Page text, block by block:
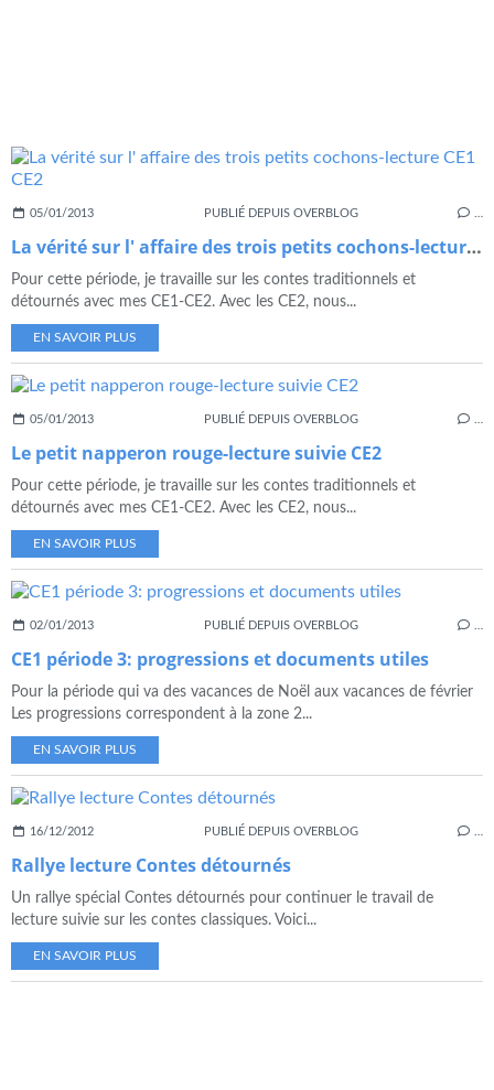
05/01/2013 PUBLIÉ DEPUIS OVERBLOG
La vérité sur l' affaire des trois petits cochons-lecture CE1 CE2
Pour cette période, je travaille sur les contes traditionnels et
détournés avec mes CE1-CE2. Avec les CE2, nous...
EN SAVOIR PLUS
05/01/2013 PUBLIÉ DEPUIS OVERBLOG
Le petit napperon rouge-lecture suivie CE2
Pour cette période, je travaille sur les contes traditionnels et
détournés avec mes CE1-CE2. Avec les CE2, nous...
EN SAVOIR PLUS
02/01/2013 PUBLIÉ DEPUIS OVERBLOG
CE1 période 3: progressions et documents utiles
Pour la période qui va des vacances de Noël aux vacances de février
Les progressions correspondent à la zone 2...
EN SAVOIR PLUS
16/12/2012 PUBLIÉ DEPUIS OVERBLOG
Rallye lecture Contes détournés
Un rallye spécial Contes détournés pour continuer le travail de
lecture suivie sur les contes classiques. Voici...
EN SAVOIR PLUS